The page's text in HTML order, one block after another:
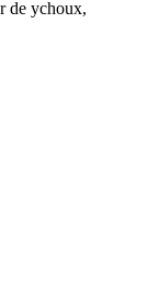
de ychoux,